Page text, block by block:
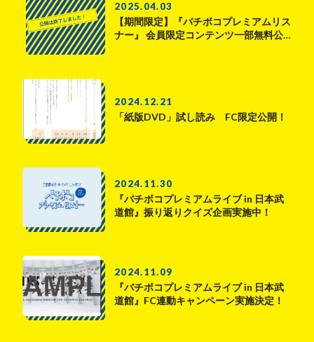
2025.04.03
【期間限定】『バチボコプレミアムリス
ナー』 会員限定コンテンツ一部無料公…
2024.12.21
「紙版DVD」試し読み FC限定公開！
2024.11.30
『バチボコプレミアムライブ in 日本武
道館』振り返りクイズ企画実施中！
2024.11.09
『バチボコプレミアムライブ in 日本武
道館』FC連動キャンペーン実施決定！